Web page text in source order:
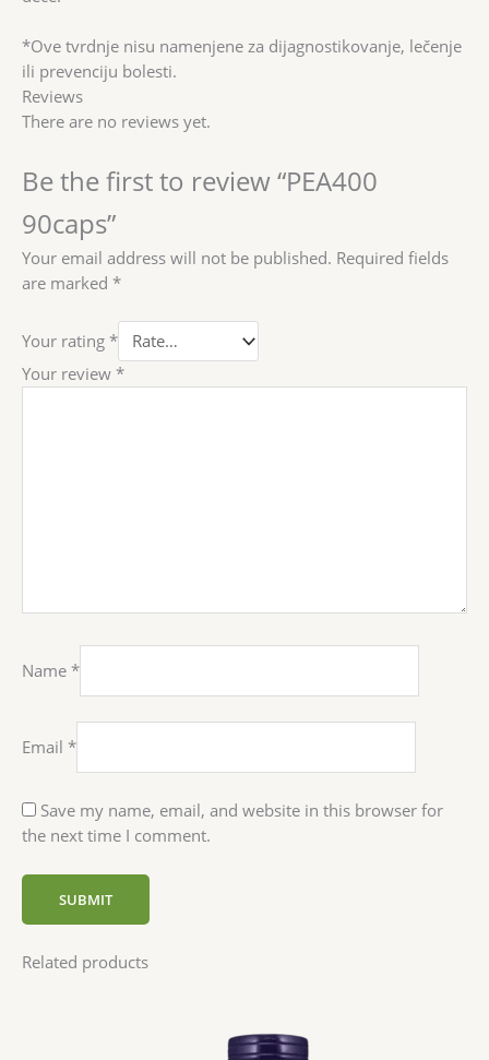
*Ove tvrdnje nisu namenjene za dijagnostikovanje, lečenje
ili prevenciju bolesti.
Reviews
There are no reviews yet.
Be the first to review “PEA400
90caps”
Your email address will not be published. Required fields
are marked *
Your rating *
Your review *
Name *
Email *
Save my name, email, and website in this browser for
the next time I comment.
Related products